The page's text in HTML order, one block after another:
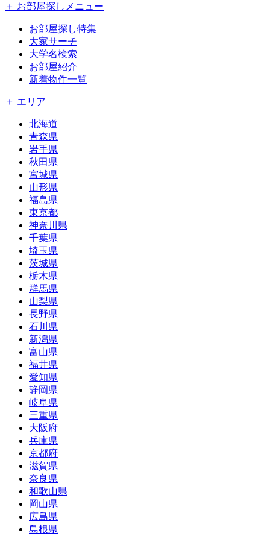
＋ お部屋探しメニュー
お部屋探し特集
大家サーチ
大学名検索
お部屋紹介
新着物件一覧
＋ エリア
北海道
青森県
岩手県
秋田県
宮城県
山形県
福島県
東京都
神奈川県
千葉県
埼玉県
茨城県
栃木県
群馬県
山梨県
長野県
石川県
新潟県
富山県
福井県
愛知県
静岡県
岐阜県
三重県
大阪府
兵庫県
京都府
滋賀県
奈良県
和歌山県
岡山県
広島県
島根県